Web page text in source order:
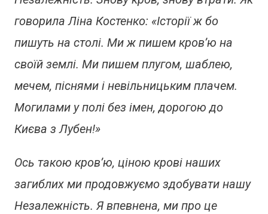
говорила Ліна Костенко: «Історії ж бо
пишуть на столі. Ми ж пишем кров’ю на
своїй землі. Ми пишем плугом, шаблею,
мечем, піснями і невільницьким плачем.
Могилами у полі без імен, дорогою до
Києва з Лубен!»
Ось такою кров’ю, ціною крові наших
загиблих ми продовжуємо здобувати нашу
Незалежність. Я впевнена, ми про це